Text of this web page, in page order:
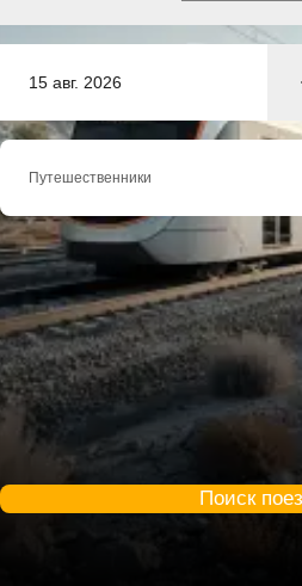
15 авг. 2026
Путешественники
Поиск